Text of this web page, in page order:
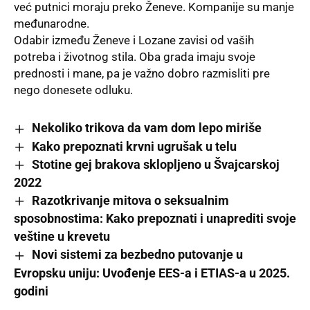
već putnici moraju preko Ženeve. Kompanije su manje
međunarodne.
Odabir između Ženeve i Lozane zavisi od vaših
potreba i životnog stila. Oba grada imaju svoje
prednosti i mane, pa je važno dobro razmisliti pre
nego donesete odluku.
Nekoliko trikova da vam dom lepo miriše
Kako prepoznati krvni ugrušak u telu
Stotine gej brakova sklopljeno u Švajcarskoj
2022
Razotkrivanje mitova o seksualnim
sposobnostima: Kako prepoznati i unaprediti svoje
veštine u krevetu
Novi sistemi za bezbedno putovanje u
Evropsku uniju: Uvođenje EES-a i ETIAS-a u 2025.
godini